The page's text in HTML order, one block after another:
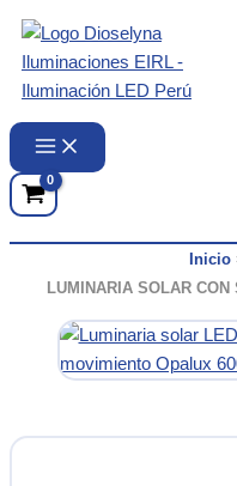
contenido
Inicio
LUMINARIA SOLAR